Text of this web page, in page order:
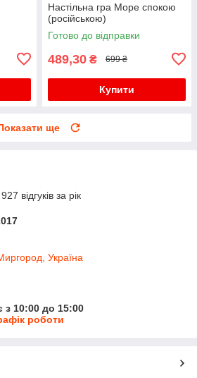
Настільна гра Море спокою
(російською)
Готово до відправки
489,30 ₴ 699 ₴
Купити
ще
відгуків за рік
Україна
з 10:00 до 15:00
роботи